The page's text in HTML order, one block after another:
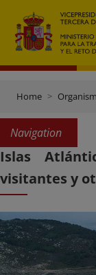
Home
Navigation
Islas
visitantes y